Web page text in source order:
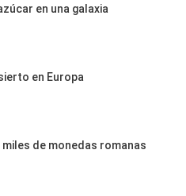
en una galaxia
en Europa
miles de monedas romanas